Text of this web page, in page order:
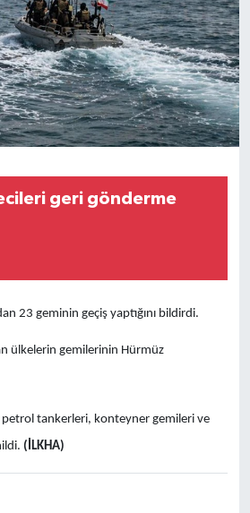
geri gönderme
23 geminin geçiş yaptığını bildirdi.
ülkelerin gemilerinin Hürmüz
petrol tankerleri, konteyner gemileri ve
(İLKHA)